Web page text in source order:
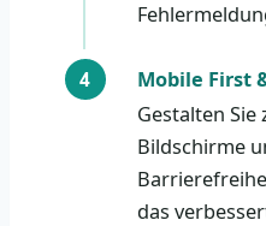
Mobile First
Gestalten
Bildschirme
das